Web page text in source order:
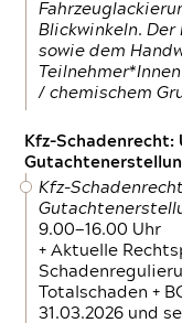
Blickwinkeln.
sowie dem
/ chemischem
Kfz-
Kfz-
9.00—16.00 Uhr
+ Aktuelle
Totalschaden +
31.03.2026 und